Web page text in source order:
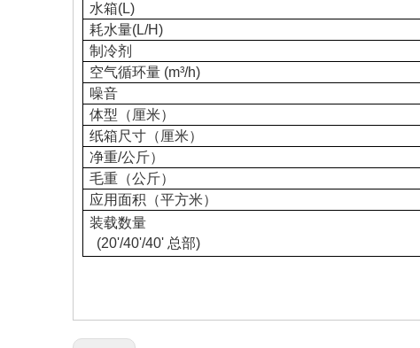
水箱(L)
耗水量(L/H)
制冷剂
空气循环量 (m³/h)
噪音
体型（厘米）
纸箱尺寸（厘米）
净重/公斤）
毛重（公斤）
应用面积（平方米）
装载数量
(20'/40'/40' 总部)